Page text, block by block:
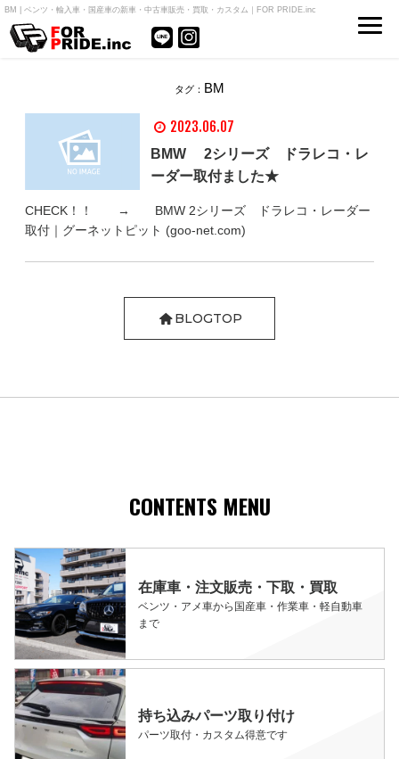
BM | ベンツ・輸入車・国産車の新車・中古車販売・買取・カスタム｜FOR PRIDE.inc
タグ： BM
2023.06.07
BMW 2シリーズ ドラレコ・レ
ーダー取付ました★
CHECK！！ → BMW 2シリーズ ドラレコ・レーダー
取付｜グーネットピット (goo-net.com)
BLOGTOP
CONTENTS MENU
在庫車・注文販売・下取・買取
ベンツ・アメ車から国産車・作業車・軽自動車
まで
持ち込みパーツ取り付け
パーツ取付・カスタム得意です